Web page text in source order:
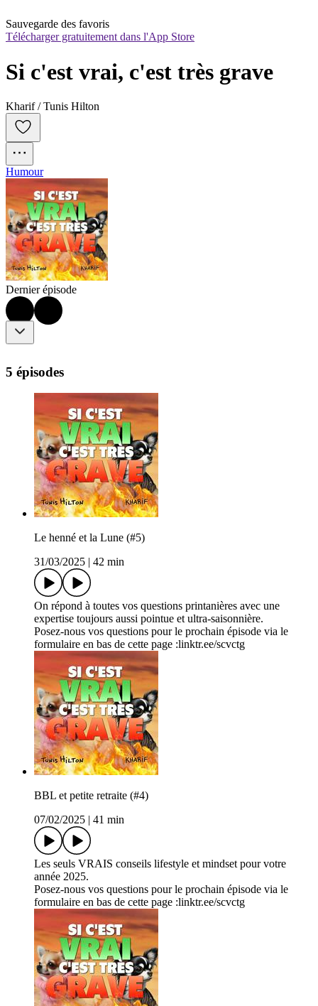
Sauvegarde des favoris
Télécharger gratuitement dans l'App Store
Si c'est vrai, c'est très grave
Kharif / Tunis Hilton
Humour
Dernier épisode
5 épisodes
Le henné et la Lune (#5)
31/03/2025
42 min
On répond à toutes vos questions printanières avec une
expertise toujours aussi pointue et ultra-saisonnière.
Posez-nous vos questions pour le prochain épisode via le
formulaire en bas de cette page :⁠⁠linktr.ee/scvctg
BBL et petite retraite (#4)
07/02/2025
41 min
Les seuls VRAIS conseils lifestyle et mindset pour votre
année 2025.
Posez-nous vos questions pour le prochain épisode via le
formulaire en bas de cette page :⁠linktr.ee/scvctg